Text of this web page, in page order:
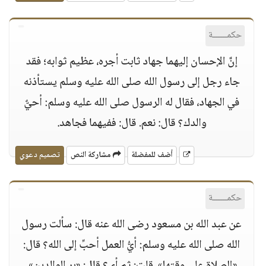
حكمــــــة
إنَّ الإحسان إليهما جهاد ثابت أجره، عظيم ثوابه؛ فقد
جاء رجل إلى رسول الله صلى الله عليه وسلم يستأذنه
في الجهاد، فقال له الرسول صلى الله عليه وسلم: أحيٌّ
والدك؟ قال: نعم. قال: ففيهما فجاهد.
أضف للمفضلة مشاركة النص تصميم دعوي
حكمــــــة
عن عبد الله بن مسعود رضى الله عنه قال: سألت رسول
الله صلى الله عليه وسلم: أيُّ العمل أحبِّ إلى الله؟ قال: